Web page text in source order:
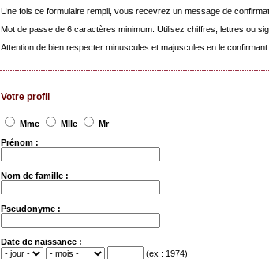
Une fois ce formulaire rempli, vous recevrez un message de
Mot de passe de 6 caractères minimum. Utilisez chiffres, lettres ou
Attention de bien respecter minuscules et majuscules en le confirmant.
Votre profil
Mme Mlle
Mr
Prénom :
Nom de famille :
Pseudonyme :
Date de naissance :
(ex : 1974)